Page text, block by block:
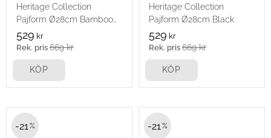
Heritage Collection
Pajform Ø28cm Bamboo
Green
529 kr
669kr
KÖP
Heritage Collection
Pajform Ø28cm Black
529 kr
669kr
KÖP
21% 21%